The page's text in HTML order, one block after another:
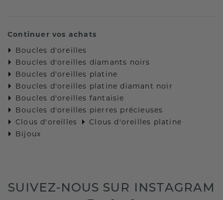
Continuer vos achats
Boucles d'oreilles
Boucles d'oreilles diamants noirs
Boucles d'oreilles platine
Boucles d'oreilles platine diamant noir
Boucles d'oreilles fantaisie
Boucles d'oreilles pierres précieuses
Clous d'oreilles
Clous d'oreilles platine
Bijoux
SUIVEZ-NOUS SUR INSTAGRAM